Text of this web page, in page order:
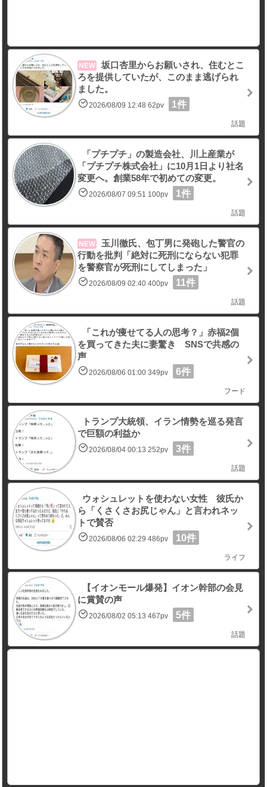
NEW
坂口杏里からお願いされ、住むとこ
ろを提供していたが、このまま逃げられ
ました。
2026/08/09 12:48 62pv 1件
話題
「プチプチ」の製造会社、川上産業が
「プチプチ株式会社」に10月1日より社名
変更へ。創業58年で初めての変更。
2026/08/07 09:51 100pv 1件
話題
NEW
玉川徹氏、包丁男に発砲した警官の
行動を批判「絶対に死刑にならない犯罪
を警察官が死刑にしてしまった」
2026/08/09 02:40 400pv 11件
話題
「これが痩せてる人の思考？」赤福2個
を買ってきた夫に妻驚き SNSで共感の
声
2026/08/06 01:00 349pv 6件
フード
トランプ大統領、イラン情勢を巡る発言
で巨額の利益か
2026/08/04 00:13 252pv 3件
話題
ウォシュレットを使わない女性 彼氏か
ら「くさくさお尻じゃん」と言われネッ
トで賛否
2026/08/06 02:29 486pv 10件
ライフ
【イオンモール爆発】イオン幹部の会見
に賞賛の声
2026/08/02 05:13 467pv 5件
話題